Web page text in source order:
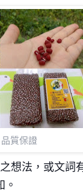
質保證
想法，或文詞
。